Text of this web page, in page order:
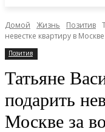
Домой Жизнь Позитив
невестке квартиру в
Позитив
Татьяне
подарить
Москве за